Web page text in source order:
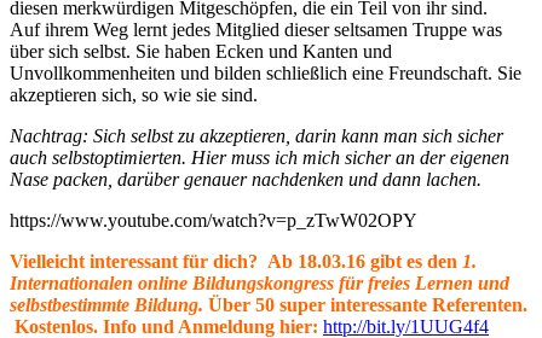
diesen merkwürdigen Mitgeschöpfen, die ein Teil von ihr sind.
Auf ihrem Weg lernt jedes Mitglied dieser seltsamen Truppe was
über sich selbst. Sie haben Ecken und Kanten und
Unvollkommenheiten und bilden schließlich eine Freundschaft. Sie
akzeptieren sich, so wie sie sind.
Nachtrag: Sich selbst zu akzeptieren, darin kann man sich sicher
auch selbstoptimierten. Hier muss ich mich sicher an der eigenen
Nase packen, darüber genauer nachdenken und dann lachen.
https://www.youtube.com/watch?v=p_zTwW02OPY
Vielleicht interessant für dich? Ab 18.03.16 gibt es den 1.
Internationalen online Bildungskongress für freies Lernen und
selbstbestimmte Bildung. Über 50 super interessante Referenten.
Kostenlos. Info und Anmeldung hier: http://bit.ly/1UUG4f4